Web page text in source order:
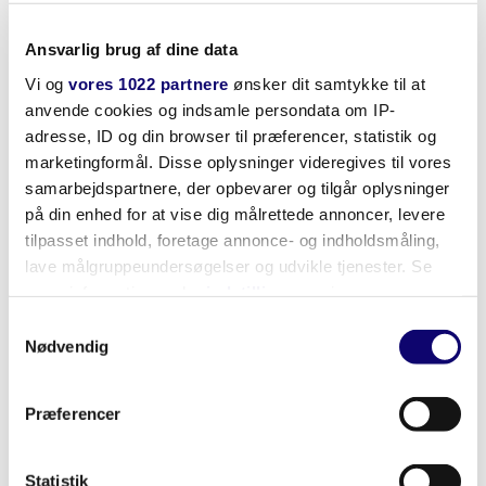
Ansvarlig brug af dine data
Vi og vores 1022 partnere ønsker dit samtykke til at
anvende cookies og indsamle persondata om IP-
adresse, ID og din browser til præferencer, statistik og
marketingformål. Disse oplysninger videregives til vores
samarbejdspartnere, der opbevarer og tilgår oplysninger
på din enhed for at vise dig målrettede annoncer, levere
tilpasset indhold, foretage annonce- og indholdsmåling,
lave målgruppeundersøgelser og udvikle tjenester. Se
tilbage eller ændre indstillinger fra vores
"Cookiedeklaration", eller ved at trykke på "Privacy
Indsamle præcise oplysninger om din placering,
Nødvendig
Præferencer
Statistik
DOLD SAFEMASTER nødstoprelæ BO 5988